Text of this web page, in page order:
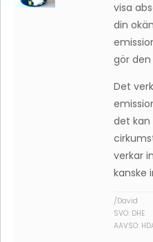
visa
din
gör
Det
det
verkar
kanske
/David
SVO: DHE
AAVSO: